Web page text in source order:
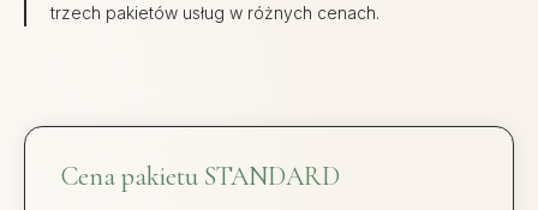
trzech pakietów usług w różnych cenach.
Cena pakietu STANDARD